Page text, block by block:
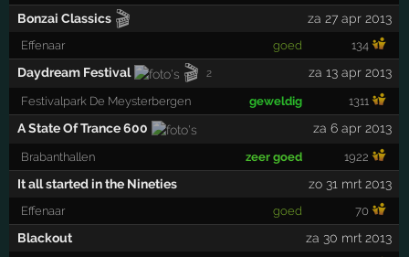
Bonzai Classics 🎬 za 27 apr 2013
Effenaar goed 134
Daydream Festival 🎬 2 za 13 apr 2013
Festivalpark De Meysterbergen geweldig 1311
A State Of Trance 600 za 6 apr 2013
Brabanthallen zeer goed 1922
It all started in the Nineties zo 31 mrt 2013
Effenaar goed 70
Blackout za 30 mrt 2013